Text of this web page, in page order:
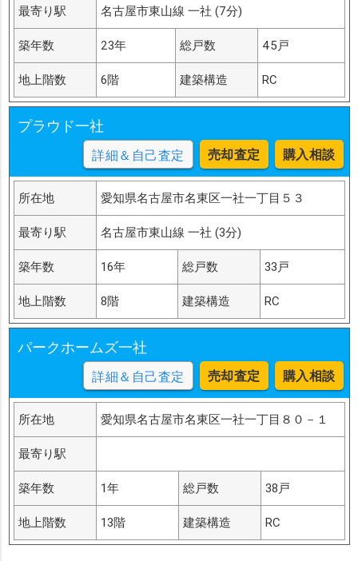
最寄り駅 名古屋市東山線 一社 (7分)
築年数 23年 総戸数 45戸
地上階数 6階 建築構造 RC
プラウド一社
詳細＆自己査定 売却査定 購入相談
所在地 愛知県名古屋市名東区一社一丁目５３
最寄り駅 名古屋市東山線 一社 (3分)
築年数 16年 総戸数 33戸
地上階数 8階 建築構造 RC
パークホームズ一社
詳細＆自己査定 売却査定 購入相談
所在地 愛知県名古屋市名東区一社一丁目８０－１
最寄り駅
築年数 1年 総戸数 38戸
地上階数 13階 建築構造 RC